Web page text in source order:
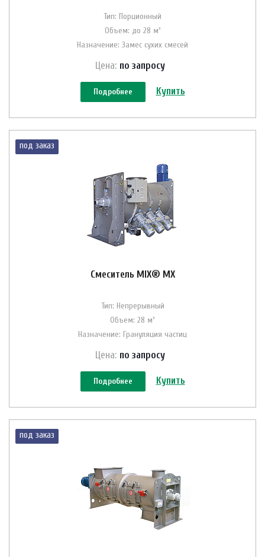
Тип: Порционный
Объем: до 28 м³
Назначение: Замес сухих смесей
Цена: по запросу
Подробнее Купить
под заказ
Смеситель MIX® MX
Тип: Непрерывный
Объем: 28 м³
Назначение: Грануляция частиц
Цена: по запросу
Подробнее Купить
под заказ